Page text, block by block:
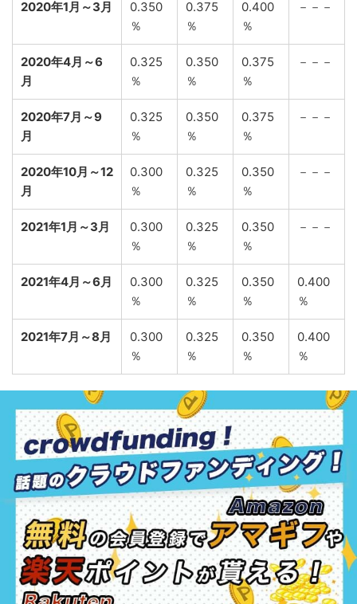
2020年1月～3月
0.350
％
0.375
％
0.400
％
－－－
2020年4月～6
月
0.325
％
0.350
％
0.375
％
－－－
2020年7月～9
月
0.325
％
0.350
％
0.375
％
－－－
2020年10月～12
月
0.300
％
0.325
％
0.350
％
－－－
2021年1月～3月
0.300
％
0.325
％
0.350
％
－－－
2021年4月～6月
0.300
％
0.325
％
0.350
％
0.400
％
2021年7月～8月
0.300
％
0.325
％
0.350
％
0.400
％